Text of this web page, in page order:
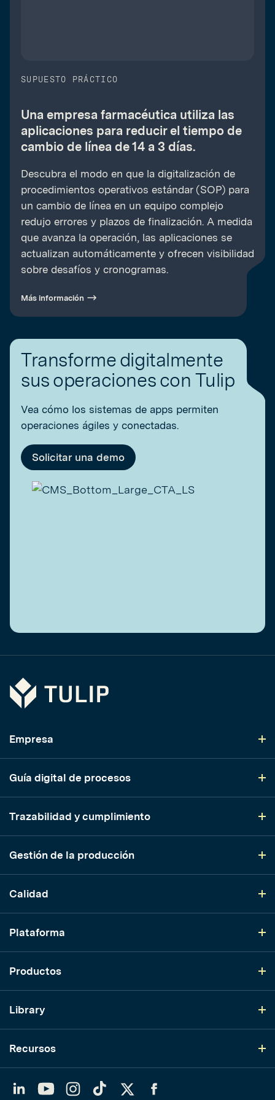
SUPUESTO PRÁCTICO
Una empresa farmacéutica utiliza las
aplicaciones para reducir el tiempo de
cambio de línea de 14 a 3 días.
Descubra el modo en que la digitalización de
procedimientos operativos estándar (SOP) para
un cambio de línea en un equipo complejo
redujo errores y plazos de finalización. A medida
que avanza la operación, las aplicaciones se
actualizan automáticamente y ofrecen visibilidad
sobre desafíos y cronogramas.
Más información
Transforme digitalmente
sus operaciones con Tulip
Vea cómo los sistemas de apps permiten
operaciones ágiles y conectadas.
Solicitar una demo
Tulip
Empresa
Guía digital de procesos
Trazabilidad y cumplimiento
Gestión de la producción
Calidad
Plataforma
Productos
Library
Recursos
YouTubeInstagram
TikTok